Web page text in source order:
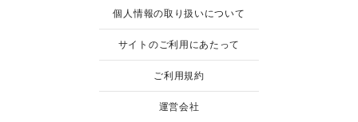
個人情報の取り扱いについて
サイトのご利用にあたって
ご利用規約
運営会社